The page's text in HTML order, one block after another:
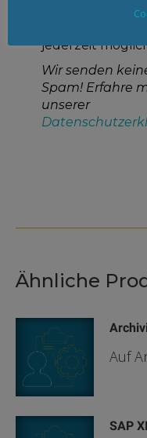
weitergegeben.
jederzeit
Wir senden
Spam! Erfahre
unserer
Ähnliche
Auf
SAP